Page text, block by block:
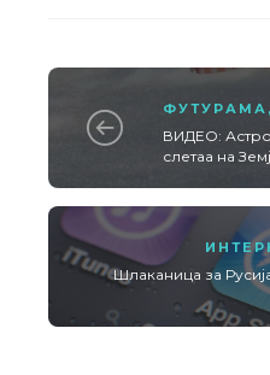
ФУТУРАМА ,
ВИДЕО:
слетаа на
Шлаканица за